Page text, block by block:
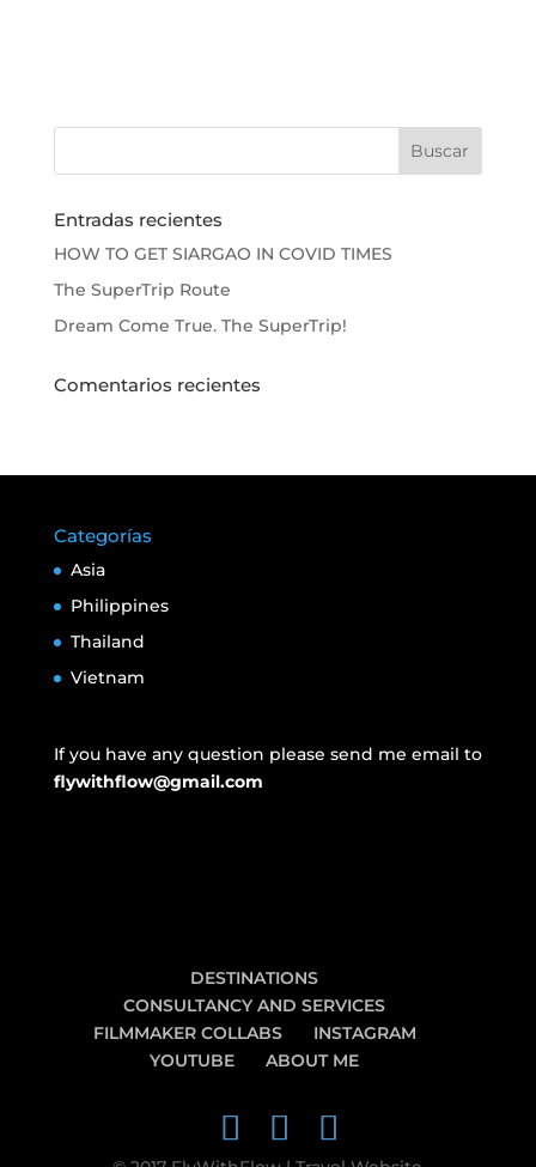
Entradas recientes
HOW TO GET SIARGAO IN COVID TIMES
The SuperTrip Route
Dream Come True. The SuperTrip!
Comentarios recientes
Categorías
Asia
Philippines
Thailand
Vietnam
If you have any question please send me email to
flywithflow@gmail.com
DESTINATIONS
CONSULTANCY AND SERVICES
FILMMAKER COLLABS
INSTAGRAM
YOUTUBE
ABOUT ME